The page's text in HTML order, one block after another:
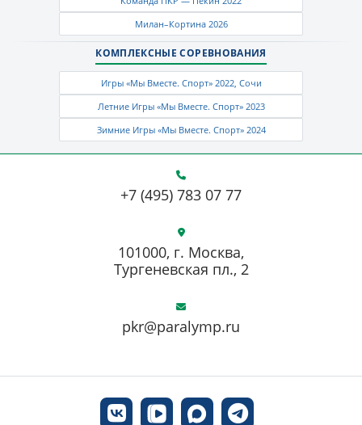
Милан–Кортина 2026
КОМПЛЕКСНЫЕ СОРЕВНОВАНИЯ
Игры «Мы Вместе. Спорт» 2022, Сочи
Летние Игры «Мы Вместе. Спорт» 2023
Зимние Игры «Мы Вместе. Спорт» 2024
+7 (495) 783 07 77
pkr@paralymp.ru
101000, г. Москва,
Тургеневская пл., 2